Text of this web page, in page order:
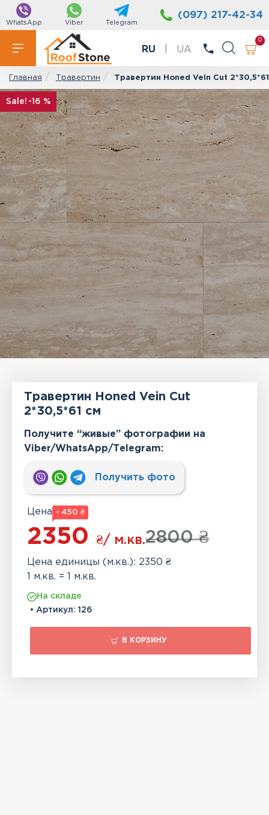
WhatsApp Viber Telegram
(097) 217-42-34
RU UA
0
Главная Травертин Травертин Honed Vein Cut
-16 %
Травертин Honed Vein Cut
2*30,5*61 см
Получите “живые” фотографии на
Viber/WhatsApp/Тelegram:
Получить фото
Цена - 450 ₴
2800 ₴
2350₴/ м.кв.
Цена единицы (м.кв.): 2350 ₴
1 м.кв. = 1 м.кв.
На складе
• Артикул: 126
В КОРЗИНУ